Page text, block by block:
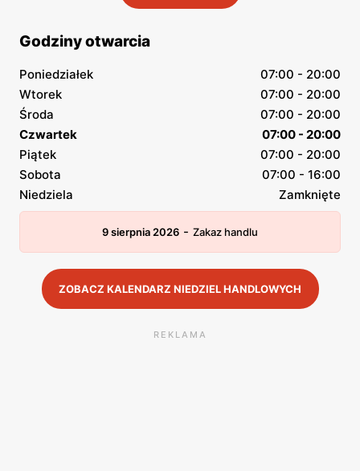
Godziny otwarcia
Poniedziałek
07:00 - 20:00
Wtorek
07:00 - 20:00
Środa
07:00 - 20:00
Czwartek
07:00 - 20:00
Piątek
07:00 - 20:00
Sobota
07:00 - 16:00
Niedziela
Zamknięte
9 sierpnia 2026 - Zakaz handlu
ZOBACZ KALENDARZ NIEDZIEL HANDLOWYCH
REKLAMA